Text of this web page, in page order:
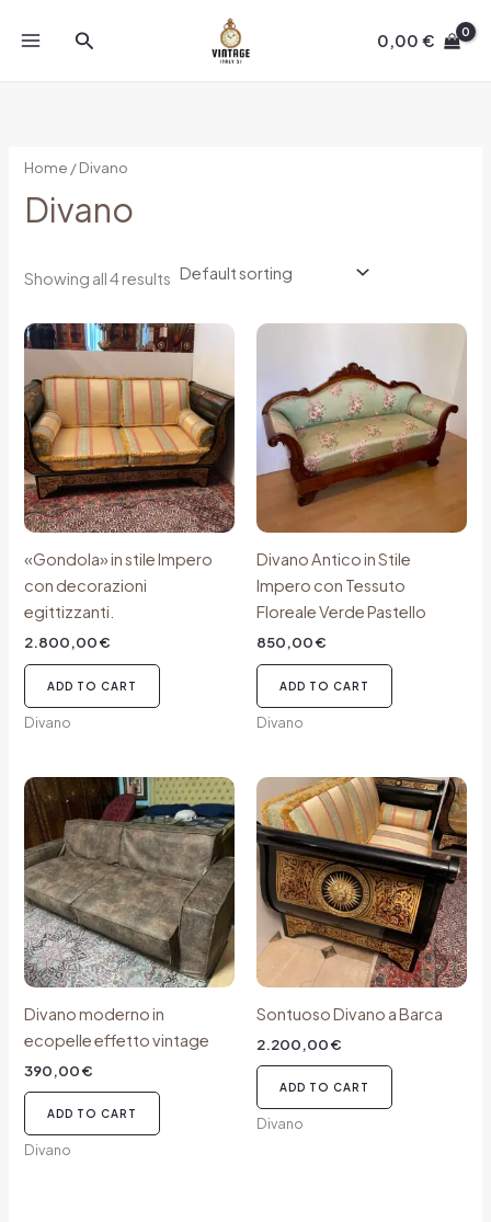
Search 0,00€
Home / Divano
Divano
Showing all 4 results
«Gondola» in stile Impero
con decorazioni
egittizzanti.
2.800,00€
ADD TO CART
Divano
Divano Antico in Stile
Impero con Tessuto
Floreale Verde Pastello
850,00€
ADD TO CART
Divano
Divano moderno in
ecopelle effetto vintage
390,00€
ADD TO CART
Divano
Sontuoso Divano a Barca
2.200,00€
ADD TO CART
Divano